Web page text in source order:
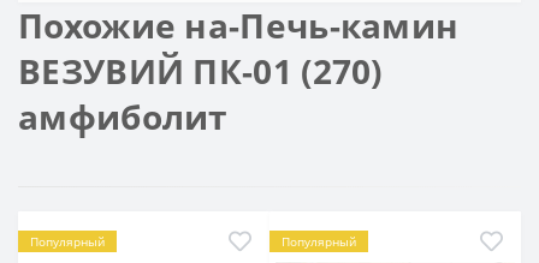
Похожие на-Печь-камин
ВЕЗУВИЙ ПК-01 (270)
амфиболит
Популярный Популярный